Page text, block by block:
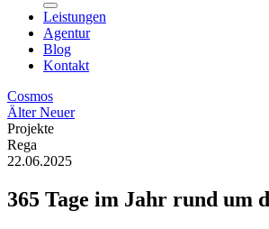
Leistungen
Agentur
Blog
Kontakt
Cosmos
ÄlterNeuer
Projekte
Rega
22.06.2025
365 Tage im Jahr rund um